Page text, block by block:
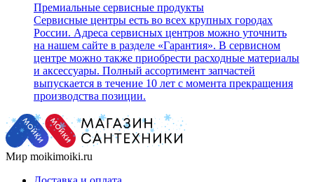
Премиальные сервисные продукты
Сервисные центры есть во всех крупных городах
России. Адреса сервисных центров можно уточнить
на нашем сайте в разделе «Гарантия». В сервисном
центре можно также приобрести расходные материалы
и аксессуары. Полный ассортимент запчастей
выпускается в течение 10 лет с момента прекращения
производства позиции.
Мир moikimoiki.ru